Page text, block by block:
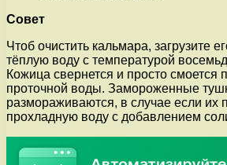
Совет
Чтоб очистить кальмара, загрузите
тёплую воду с температурой
Кожица свернется и просто смоется
проточной воды. Замороженные
размораживаются, в случае если их
прохладную воду с добавлением